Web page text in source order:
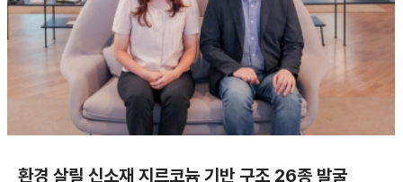
환경 살릴 신소재 지르코늄 기반 구조 26종 발굴